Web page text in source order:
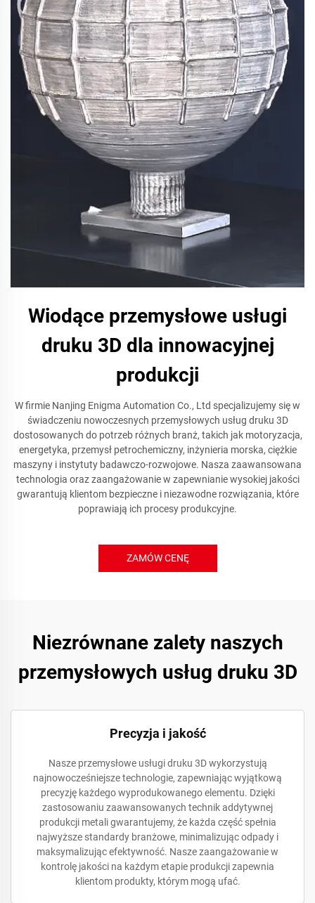
Wiodące przemysłowe usługi
druku 3D dla innowacyjnej
produkcji
W firmie Nanjing Enigma Automation Co., Ltd specjalizujemy się w
świadczeniu nowoczesnych przemysłowych usług druku 3D
dostosowanych do potrzeb różnych branż, takich jak motoryzacja,
energetyka, przemysł petrochemiczny, inżynieria morska, ciężkie
maszyny i instytuty badawczo-rozwojowe. Nasza zaawansowana
technologia oraz zaangażowanie w zapewnianie wysokiej jakości
gwarantują klientom bezpieczne i niezawodne rozwiązania, które
poprawiają ich procesy produkcyjne.
ZAMÓW CENĘ
Niezrównane zalety naszych
przemysłowych usług druku 3D
Precyzja i jakość
Nasze przemysłowe usługi druku 3D wykorzystują
najnowocześniejsze technologie, zapewniając wyjątkową
precyzję każdego wyprodukowanego elementu. Dzięki
zastosowaniu zaawansowanych technik addytywnej
produkcji metali gwarantujemy, że każda część spełnia
najwyższe standardy branżowe, minimalizując odpady i
maksymalizując efektywność. Nasze zaangażowanie w
kontrolę jakości na każdym etapie produkcji zapewnia
klientom produkty, którym mogą ufać.